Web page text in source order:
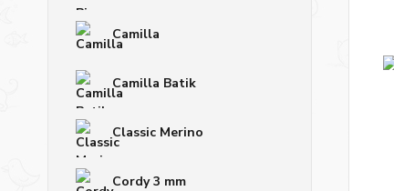
Camilla
Camilla Batik
Classic Merino
Cordy 3 mm